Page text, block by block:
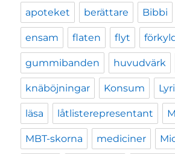
apoteket berättare Bibbi
ensam flaten flyt
gummibanden huvudvärk
knäböjningar Konsum
läsa låtlisterepresentant
MBT-skorna mediciner